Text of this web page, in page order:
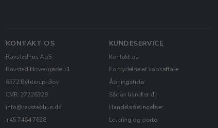
KONTAKT OS
Ravstedhus ApS
Ravsted Hovedgade 51
6372 Bylderup-Bov
CVR: 27226329
info@ravstedhus.dk
+45 7464 7628
KUNDESERVICE
Kontakt os
Fortrydelse af købsaftale
Åbningstider
Sådan handler du
Handelsbetingelser
Levering og porto